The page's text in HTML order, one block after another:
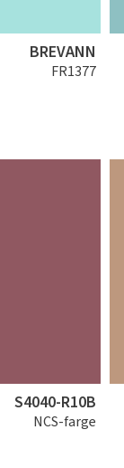
BREVANN
FR1377
S4040-R10B
NCS-farge